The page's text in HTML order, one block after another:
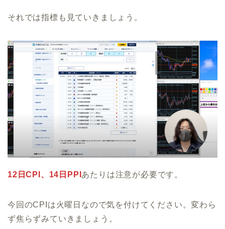
それでは指標も見ていきましょう。
12日CPI、14日PPI あたりは注意が必要です。
今回のCPIは火曜日なので気を付けてください。変わら
ず焦らずみていきましょう。